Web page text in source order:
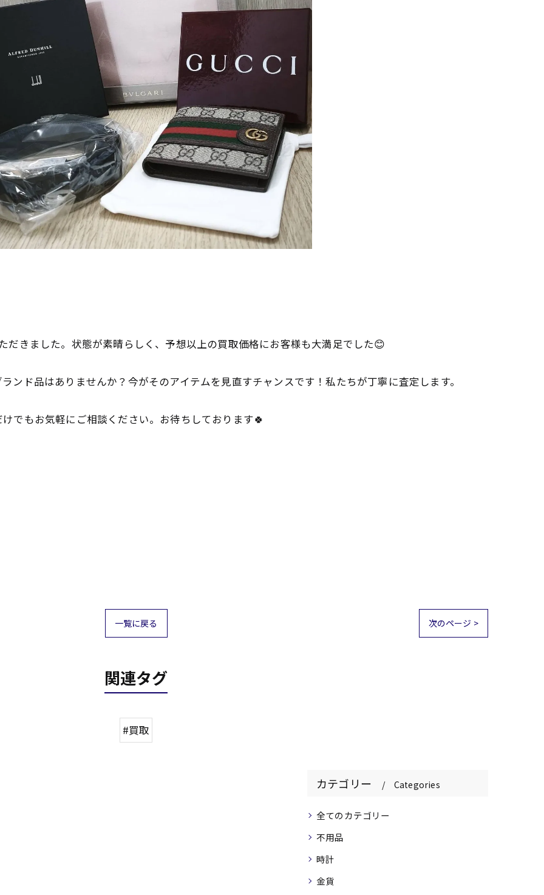
だきました。状態が素晴らしく、予想以上の買取価格にお客様も大満足でした😊
ンド品はありませんか？今がそのアイテムを見直すチャンスです！私たちが丁寧に査定します。
でもお気軽にご相談ください。お待ちしております🍀
一覧に戻る 次のページ >
関連タグ
#買取
カテゴリー Categories
全てのカテゴリー
不用品
時計
金貨